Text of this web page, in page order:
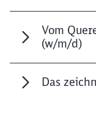
Vom
(w/m/d)
Das